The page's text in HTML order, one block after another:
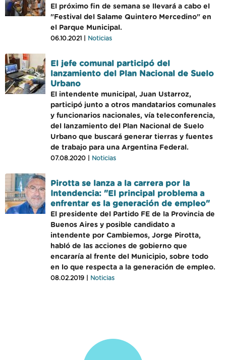
El próximo fin de semana se llevará a cabo el
"Festival del Salame Quintero Mercedino" en
el Parque Municipal.
06.10.2021 | Noticias
El jefe comunal participó del
lanzamiento del Plan Nacional de Suelo
Urbano
El intendente municipal, Juan Ustarroz,
participó junto a otros mandatarios comunales
y funcionarios nacionales, vía teleconferencia,
del lanzamiento del Plan Nacional de Suelo
Urbano que buscará generar tierras y fuentes
de trabajo para una Argentina Federal.
07.08.2020 | Noticias
Pirotta se lanza a la carrera por la
Intendencia: "El principal problema a
enfrentar es la generación de empleo"
El presidente del Partido FE de la Provincia de
Buenos Aires y posible candidato a
intendente por Cambiemos, Jorge Pirotta,
habló de las acciones de gobierno que
encararía al frente del Municipio, sobre todo
en lo que respecta a la generación de empleo.
08.02.2019 | Noticias